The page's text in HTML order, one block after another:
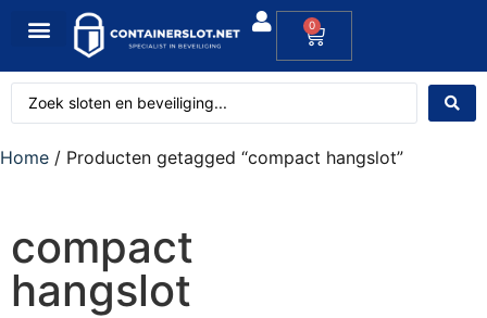
0
Home / Producten getagged “compact hangslot”
compact
hangslot